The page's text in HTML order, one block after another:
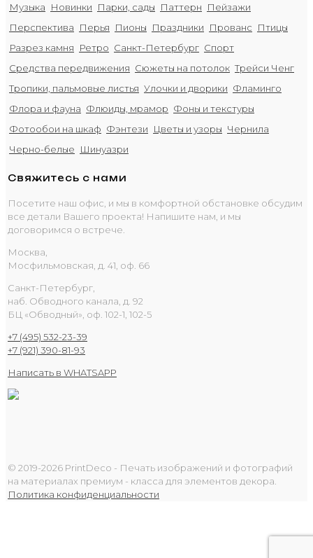
Музыка
Новинки Парки, сады Паттерн
Пейзажи
Перспектива
Перья Пионы Праздники Прованс
Птицы
Разрез камня
Ретро Санкт-Петербург Спорт
Средства передвижения Сюжеты на потолок Трейси Ченг
Тропики, пальмовые листья Улочки и дворики Фламинго
Флора и фауна Флюиды, мрамор Фоны и текстуры
Фотообои на шкаф Фэнтези Цветы и узоры Чернила
Черно-белые
Шинуазри
Свяжитесь с нами
Посетите наш офис, и мы в комфортной обстановке обсудим
все детали Вашего проекта! Напишите нам, и мы
договоримся о встрече.
Москва,
Мосфильмовская, д. 41, оф. 66
Санкт-Петербург,
наб. Обводного канала, д. 92
БЦ «Обводный», оф. 102-1, 102-5
+7 (495) 532-23-39
+7 (921) 390-81-93
Написать в WHATSAPP
© 2019-2026 PrintDeco - Печать изображений и фотографий
на материалах премиум - класса для элементов декора.
Политика конфиденциальности